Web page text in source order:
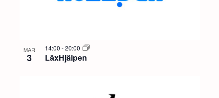
MAR
3 LäxHjälpen
14:00 -20:00